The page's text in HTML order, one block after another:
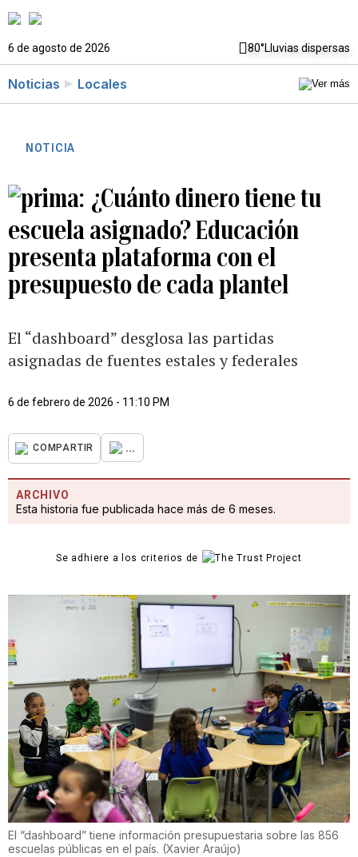
6 de agosto de 2026 80°Lluvias dispersas
Noticias Locales
NOTICIA
¿Cuánto dinero tiene tu
escuela asignado? Educación
presenta plataforma con el
presupuesto de cada plantel
El “dashboard” desglosa las partidas
asignadas de fuentes estales y federales
6 de febrero de 2026 - 11:10 PM
COMPARTIR ...
ARCHIVO
Esta historia fue publicada hace más de 6 meses.
Se adhiere a los criterios de
El “dashboard” tiene información presupuestaria sobre las 856
escuelas públicas en el país. (Xavier Araújo)